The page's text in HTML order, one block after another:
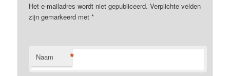
Het e-mailadres wordt niet gepubliceerd. Verplichte velden
zijn gemarkeerd met*
Naam *